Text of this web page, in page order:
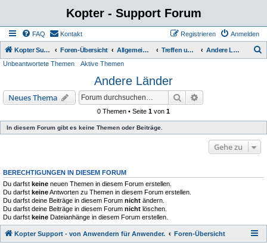
Kopter - Support Forum
FAQ Kontakt Anmelden
Registrieren
Kopter Support - von Anwendern für Anwender. Foren-Übersicht Allgemeiner Bereich Treffen und Veranstaltungen Andere Länder
Unbeantwortete Themen Aktive Themen
Andere Länder
Neues Thema Suche
0 Themen • Seite 1 von 1
In diesem Forum gibt es keine Themen oder Beiträge.
Gehe zu
BERECHTIGUNGEN IN DIESEM FORUM
Du darfst keine neuen Themen in diesem Forum erstellen.
Du darfst keineAntworten zu Themen in diesem Forum erstellen.
Du darfst deine Beiträge in diesem Forum nicht ändern.
Du darfst deine Beiträge in diesem Forum nicht löschen.
Du darfst keine Dateianhänge in diesem Forum erstellen.
Kopter Support - von Anwendern für Anwender. Foren-Übersicht